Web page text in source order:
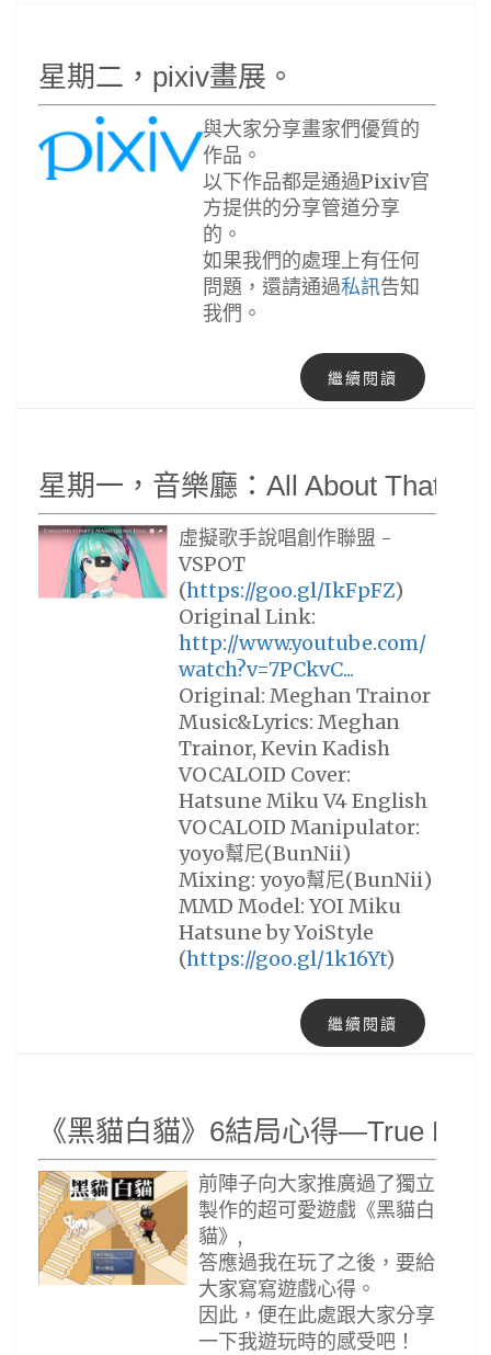
星期二，pixiv畫展。
與大家分享畫家們優質的
作品。
以下作品都是通過Pixiv官
方提供的分享管道分享
的。
如果我們的處理上有任何
問題，還請通過私訊告知
我們。
繼續閱讀
星期一，音樂廳：All About That
虛擬歌手說唱創作聯盟 -
VSPOT
(https://goo.gl/IkFpFZ)
Original Link:
http://www.youtube.com/
watch?v=7PCkvC...
Original: Meghan Trainor
Music&Lyrics: Meghan
Trainor, Kevin Kadish
VOCALOID Cover:
Hatsune Miku V4 English
VOCALOID Manipulator:
yoyo幫尼(BunNii)
Mixing: yoyo幫尼(BunNii)
MMD Model: YOI Miku
Hatsune by YoiStyle
(https://goo.gl/1k16Yt)
繼續閱讀
《黑貓白貓》6結局心得—True
前陣子向大家推廣過了獨立
製作的超可愛遊戲《黑貓白
貓》,
答應過我在玩了之後，要給
大家寫寫遊戲心得。
因此，便在此處跟大家分享
一下我遊玩時的感受吧！